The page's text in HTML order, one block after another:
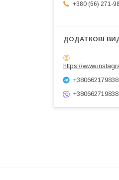
+380 (66) 271-
https://
+380662179838
+380662719838